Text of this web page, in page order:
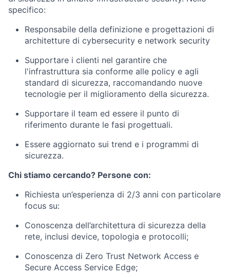
specifico:
Responsabile della definizione e progettazioni di
architetture di cybersecurity e network security
Supportare i clienti nel garantire che
l'infrastruttura sia conforme alle policy e agli
standard di sicurezza, raccomandando nuove
tecnologie per il miglioramento della sicurezza.
Supportare il team ed essere il punto di
riferimento durante le fasi progettuali.
Essere aggiornato sui trend e i programmi di
sicurezza.
Chi stiamo cercando? Persone con:
Richiesta un’esperienza di 2/3 anni con particolare
focus su:
Conoscenza dell’architettura di sicurezza della
rete, inclusi device, topologia e protocolli;
Conoscenza di Zero Trust Network Access e
Secure Access Service Edge;